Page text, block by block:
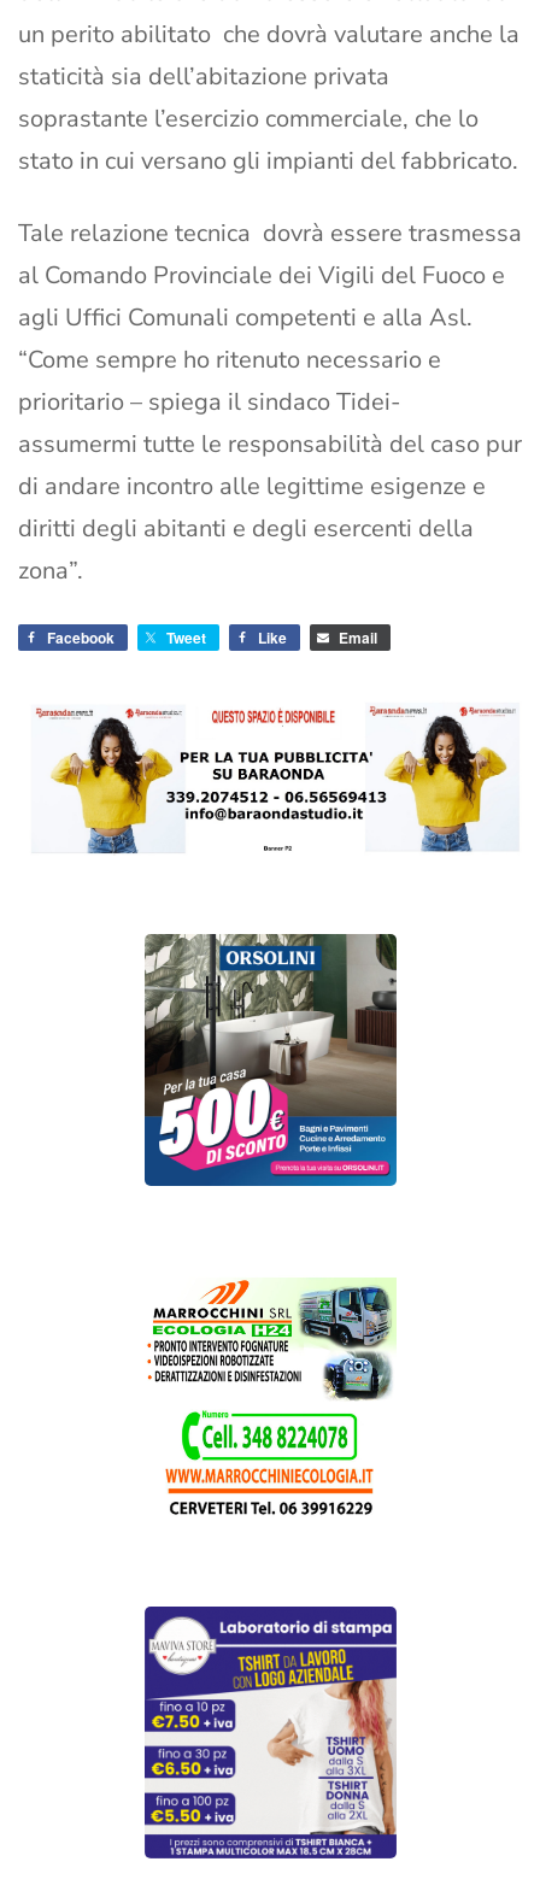
un perito abilitato che dovrà valutare anche la
staticità sia dell’abitazione privata
soprastante l’esercizio commerciale, che lo
stato in cui versano gli impianti del fabbricato.
Tale relazione tecnica dovrà essere trasmessa
al Comando Provinciale dei Vigili del Fuoco e
agli Uffici Comunali competenti e alla Asl.
“Come sempre ho ritenuto necessario e
prioritario – spiega il sindaco Tidei-
assumermi tutte le responsabilità del caso pur
di andare incontro alle legittime esigenze e
diritti degli abitanti e degli esercenti della
zona”.
Facebook Tweet Like Email